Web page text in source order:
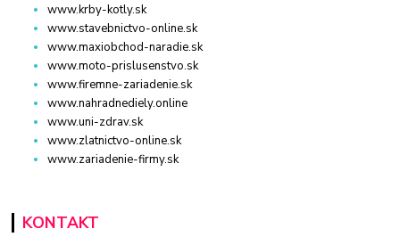
www.krby-kotly.sk
www.stavebnictvo-online.sk
www.maxiobchod-naradie.sk
www.moto-prislusenstvo.sk
www.firemne-zariadenie.sk
www.nahradnediely.online
www.uni-zdrav.sk
www.zlatnictvo-online.sk
www.zariadenie-firmy.sk
KONTAKT